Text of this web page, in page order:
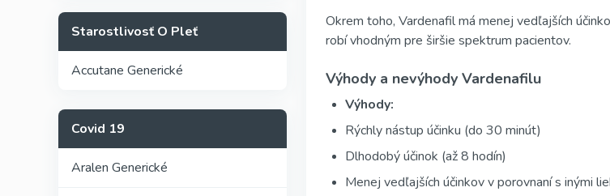
Starostlivosť O Pleť
Accutane Generické
Covid 19
Aralen Generické
Okrem toho, Vardenafil má menej vedľajších
robí vhodným pre širšie spektrum pacientov.
Výhody a nevýhody Vardenafilu
Výhody:
Rýchly nástup účinku (do 30 minút)
Dlhodobý účinok (až 8 hodín)
Menej vedľajších účinkov v porovnaní s inými